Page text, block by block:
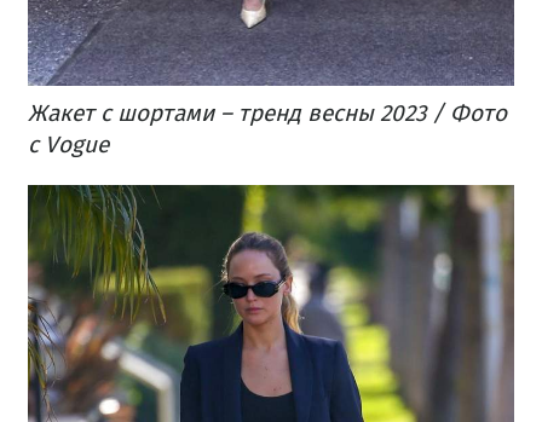
Жакет с шортами – тренд весны 2023 / Фото
с Vogue